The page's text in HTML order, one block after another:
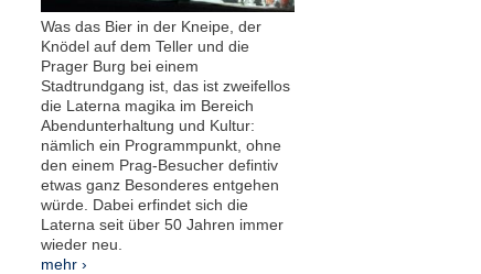
Was das Bier in der Kneipe, der
Knödel auf dem Teller und die
Prager Burg bei einem
Stadtrundgang ist, das ist zweifellos
die Laterna magika im Bereich
Abendunterhaltung und Kultur:
nämlich ein Programmpunkt, ohne
den einem Prag-Besucher defintiv
etwas ganz Besonderes entgehen
würde. Dabei erfindet sich die
Laterna seit über 50 Jahren immer
wieder neu.
mehr ›